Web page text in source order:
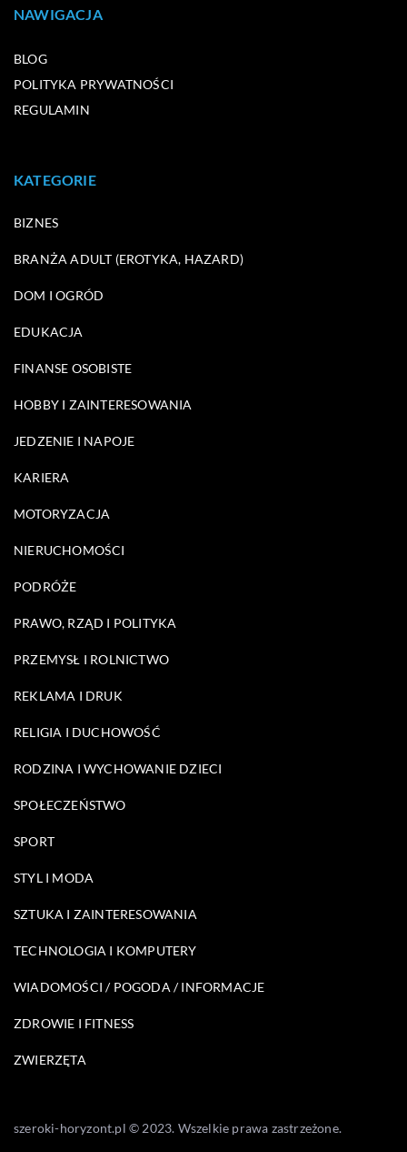
NAWIGACJA
BLOG
POLITYKA PRYWATNOŚCI
REGULAMIN
KATEGORIE
BIZNES
BRANŻA ADULT (EROTYKA, HAZARD)
DOM I OGRÓD
EDUKACJA
FINANSE OSOBISTE
HOBBY I ZAINTERESOWANIA
JEDZENIE I NAPOJE
KARIERA
MOTORYZACJA
NIERUCHOMOŚCI
PODRÓŻE
PRAWO, RZĄD I POLITYKA
PRZEMYSŁ I ROLNICTWO
REKLAMA I DRUK
RELIGIA I DUCHOWOŚĆ
RODZINA I WYCHOWANIE DZIECI
SPOŁECZEŃSTWO
SPORT
STYL I MODA
SZTUKA I ZAINTERESOWANIA
TECHNOLOGIA I KOMPUTERY
WIADOMOŚCI / POGODA / INFORMACJE
ZDROWIE I FITNESS
ZWIERZĘTA
szeroki-horyzont.pl © 2023. Wszelkie prawa zastrzeżone.